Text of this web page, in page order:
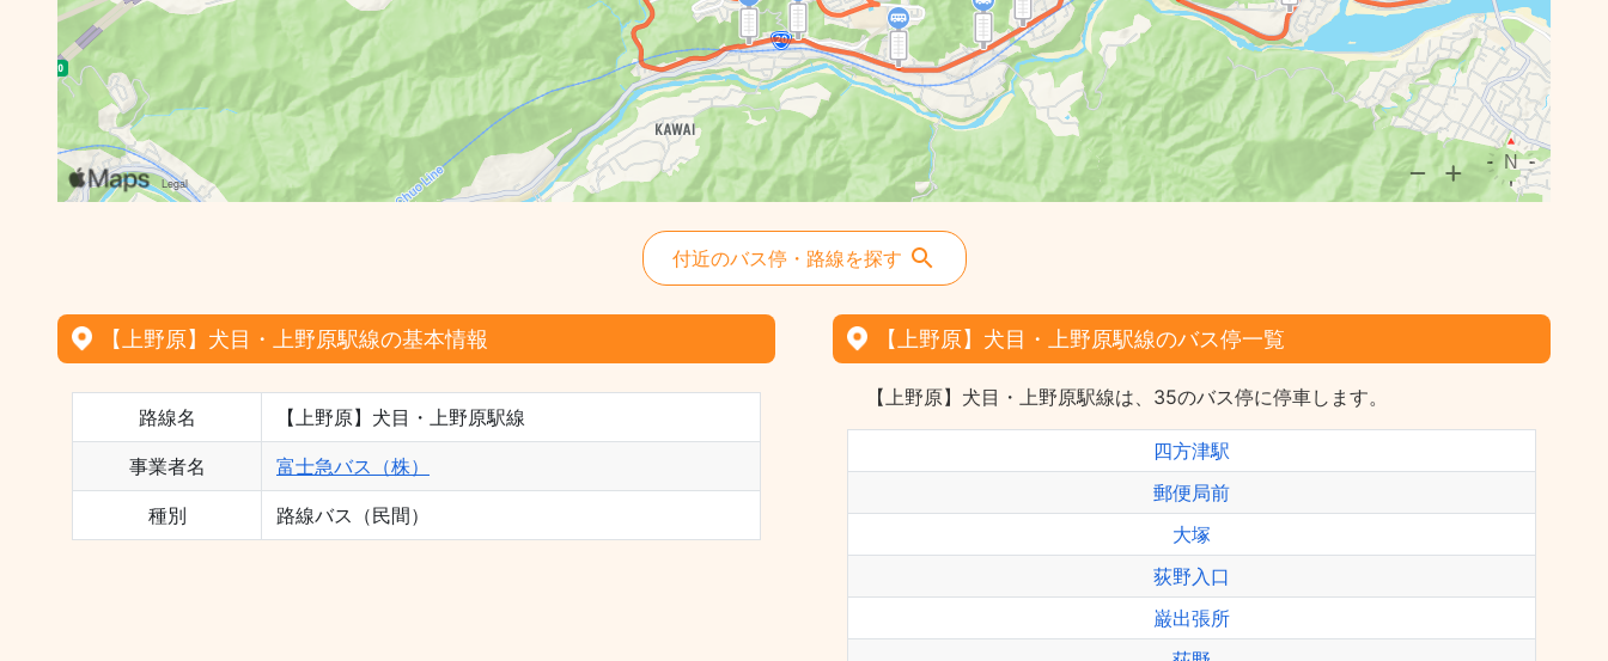
付近のバス停・路線を探す
【上野原】犬目・上野原駅線の基本情報
路線名 【上野原】犬目・上野原駅線
事業者名 富士急バス（株）
種別 路線バス（民間）
【上野原】犬目・上野原駅線のバス停一覧
【上野原】犬目・上野原駅線は、35のバス停に停車します。
四方津駅
郵便局前
大塚
荻野入口
巌出張所